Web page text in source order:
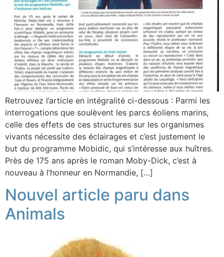
Retrouvez l’article en intégralité ci-dessous : Parmi les
interrogations que soulèvent les parcs éoliens marins,
celle des effets de ces structures sur les organismes
vivants nécessite des éclairages et c’est justement le
but du programme Mobidic, qui s’intéresse aux huîtres.
Près de 175 ans après le roman Moby-Dick, c’est à
nouveau à l’honneur en Normandie, […]
Nouvel article paru dans
Animals